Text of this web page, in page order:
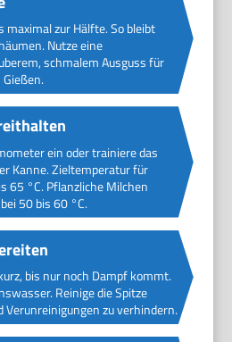
maximal zur Hälfte. So bleibt
Nutze eine
schmalem Ausguss für
ein oder trainiere das
Kanne. Zieltemperatur für
65 °C. Pflanzliche Milchen
50 bis 60 °C.
bis nur noch Dampf kommt.
Reinige die Spitze
Verunreinigungen zu verhindern.